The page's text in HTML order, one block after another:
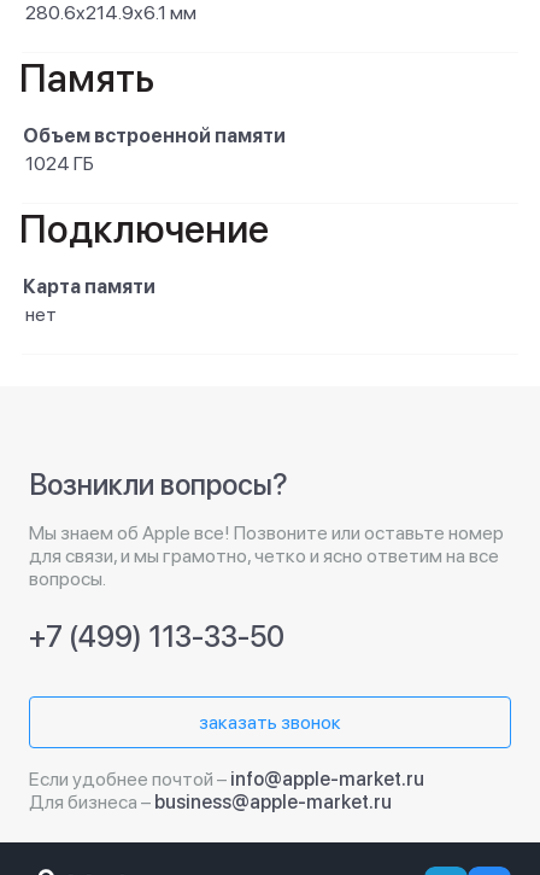
280.6x214.9x6.1 мм
Память
Объем встроенной памяти
1024 ГБ
Подключение
Карта памяти
нет
Возникли вопросы?
Мы знаем об Apple все! Позвоните или оставьте номер
для связи, и мы грамотно, четко и ясно ответим на все
вопросы.
+7 (499) 113-33-50
заказать звонок
Если удобнее почтой – info@apple-market.ru
Для бизнеса – business@apple-market.ru